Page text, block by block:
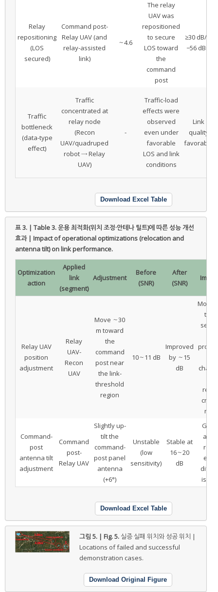
Relay
repositioning
(LOS
secured)
Command post-
Relay UAV (and
relay-assisted
link)
～4.6
The relay
UAV was
repositioned
to secure
LOS toward
the
command
post
≥30 dB/～
−56 dBm
Traffic
bottleneck
(data-type
effect)
Traffic
concentrated at
relay node
(Recon
UAV/quadruped
robot → Relay
UAV)
-
Traffic-load
effects were
observed
even under
favorable
LOS and link
conditions
Link
quality
favorable
Download Excel Table
표 3. | Table 3.운용 최적화(위치 조정·안테나 틸트)에 따른 성능 개선
효과 | Impact of operational optimizations (relocation and
antenna tilt) on link performance.
Optimization
action
Applied
link
(segment)
Adjustment
Before
(SNR)
After
(SNR)
Relay UAV
position
adjustment
Relay
UAV-
Recon
UAV
Move ～30
m toward
the
command
post near
the link-
threshold
region
10～11 dB
Improved
by ～15
dB
Command-
post
antenna tilt
adjustment
Command
post-
Relay UAV
Slightly up-
tilt the
command-
post panel
antenna
(+6°)
Unstable
(low
sensitivity)
Stable at
16～20
dB
is
Download Excel Table
그림 5. | Fig. 5. 실증 실패 위치와 성공 위치 |
Locations of failed and successful
demonstration cases.
Download Original Figure